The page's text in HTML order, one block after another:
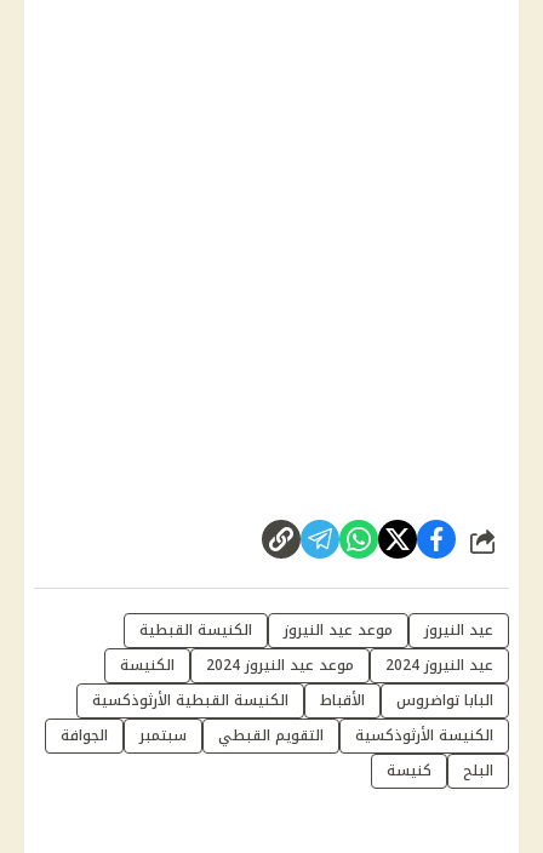
شارك
عيد النيروز موعد عيد النيروز
الكنيسة القبطية
عيد النيروز 2024
موعد عيد النيروز 2024
الكنيسة
البابا تواضروس
الأقباط
الكنيسة القبطية الأرثوذكسية
الكنيسة الأرثوذكسية
التقويم القبطي سبتمبر
الجوافة
البلح
كنيسة